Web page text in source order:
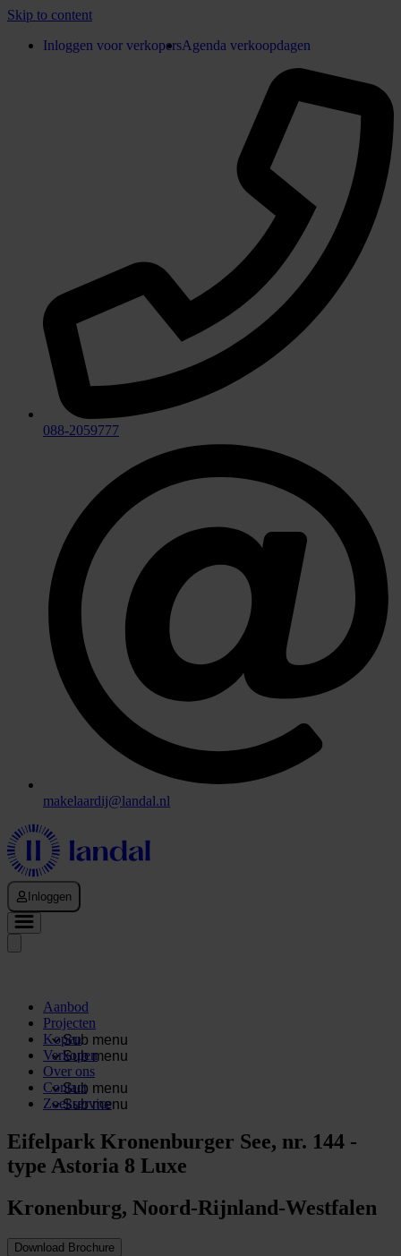
Skip to content
Inloggen voor verkopersAgenda verkoopdagen
088-2059777
makelaardij@landal.nl
Inloggen
Aanbod
Projecten
Sub menu
Kopen
Sub menu
Verkopen
Over ons
Sub menu
Contact
Sub menu
Zoekservice
Eifelpark Kronenburger See, nr. 144 -
type Astoria 8 Luxe
Kronenburg, Noord-Rijnland-Westfalen
Download Brochure